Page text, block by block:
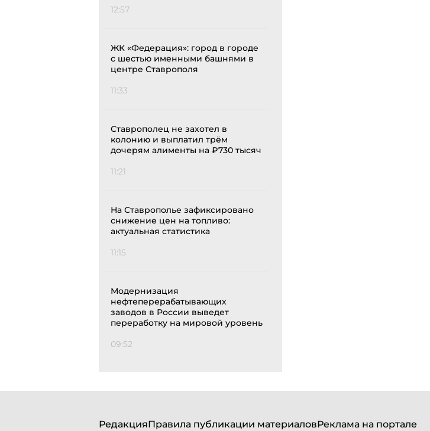
12:57
ЖК «Федерация»: город в городе
с шестью именными башнями в
центре Ставрополя
11:33
Ставрополец не захотел в
колонию и выплатил трём
дочерям алименты на ₽730 тысяч
11:21
На Ставрополье зафиксировано
снижение цен на топливо:
актуальная статистика
11:15
Модернизация
нефтеперерабатывающих
заводов в России выведет
переработку на мировой уровень
09:52
РедакцияПравила публикации материаловРеклама на портале